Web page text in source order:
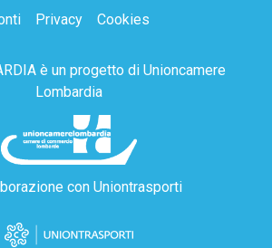
Privacy Cookies
è un progetto di Unioncamere
Lombardia
con Uniontrasporti